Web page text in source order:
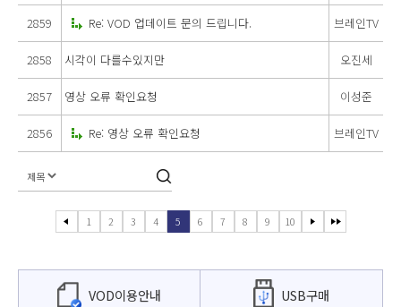
2859 Re: VOD 업데이트 문의 드립니다. 브레인TV
2858 시각이 다를수있지만 오진세
2857 영상 오류 확인요청 이성준
2856 Re: 영상 오류 확인요청 브레인TV
1 2 3 4 5 6 7 8 9 10
VOD이용안내 USB구매